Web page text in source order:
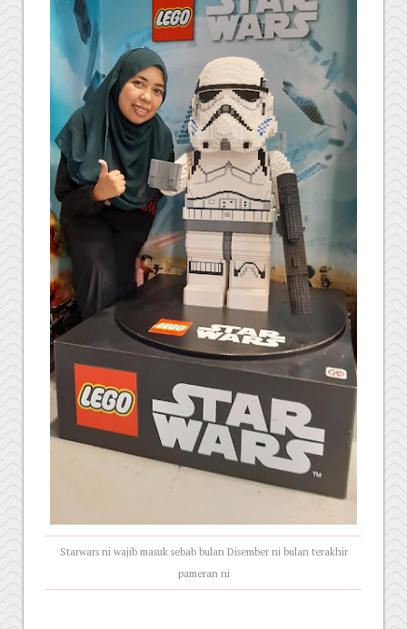
Starwars ni wajib masuk sebab bulan Disember ni bulan terakhir
pameran ni